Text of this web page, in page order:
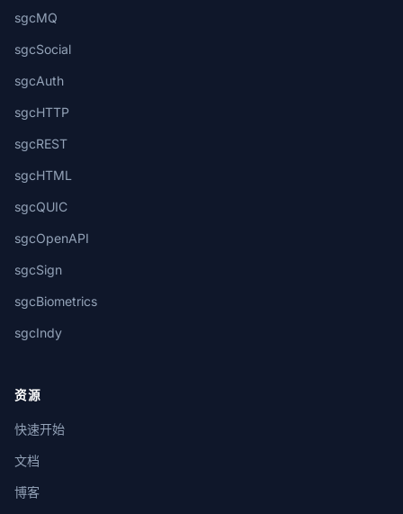
sgcMQ
sgcSocial
sgcAuth
sgcHTTP
sgcREST
sgcHTML
sgcQUIC
sgcOpenAPI
sgcSign
sgcBiometrics
sgcIndy
资源
快速开始
文档
博客